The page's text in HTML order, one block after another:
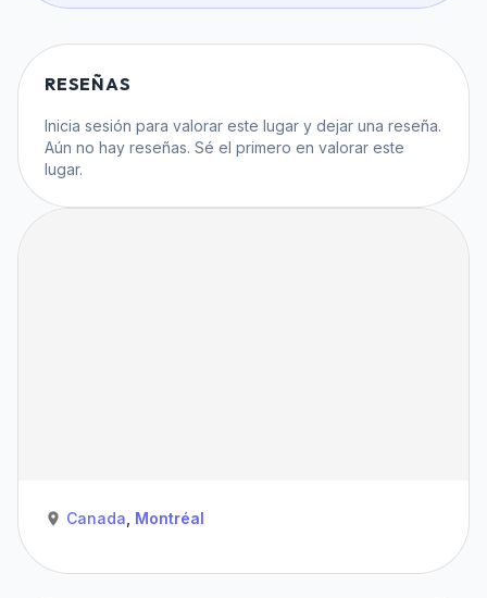
RESEÑAS
Inicia sesión para valorar este lugar y dejar una reseña.
Aún no hay reseñas. Sé el primero en valorar este
lugar.
Canada Montréal